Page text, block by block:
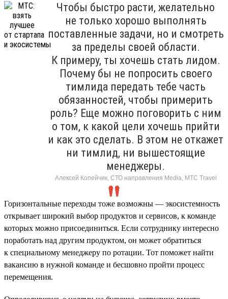
Чтобы быстро расти, желательно
не только хорошо выполнять
поставленные задачи, но и смотреть
за пределы своей области.
К примеру, ты хочешь стать лидом.
Почему бы не попросить своего
тимлида передать тебе часть
обязанностей, чтобы примерить
роль? Еще можно поговорить с ним
о том, к какой цели хочешь прийти
и как это сделать. В этом не откажет
ни тимлид, ни вышестоящие
менеджеры.
Алексей Копейчик, СТО направления Media, МТС Travel
Горизонтальные переходы тоже возможны — экосистемность
открывает широкий выбор продуктов и сервисов, к команде
которых можно присоединиться. Если сотруднику интересно
поработать над другим продуктом, он может обратиться
к специальному менеджеру по ротации. Тот поможет найти
вакансию в нужной команде и бесшовно пройти процесс
перемещения.